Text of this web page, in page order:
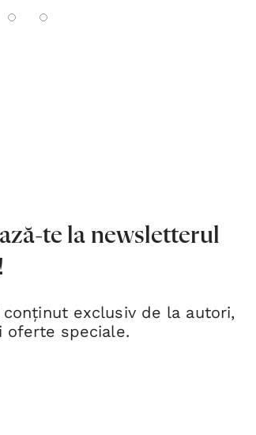
te la newsletterul
exclusiv de la autori,
oferte speciale.